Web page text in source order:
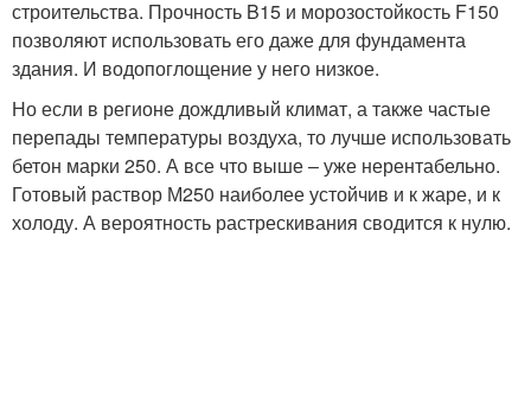
строительства. Прочность B15 и морозостойкость F150
позволяют использовать его даже для фундамента
здания. И водопоглощение у него низкое.
Но если в регионе дождливый климат, а также частые
перепады температуры воздуха, то лучше использовать
бетон марки 250. А все что выше – уже нерентабельно.
Готовый раствор М250 наиболее устойчив и к жаре, и к
холоду. А вероятность растрескивания сводится к нулю.